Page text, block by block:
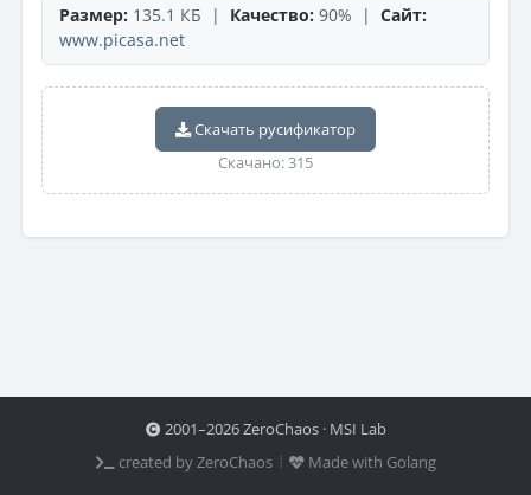
Размер: 135.1 КБ | Качество: 90% | Сайт:
www.picasa.net
Скачать русификатор
Скачано: 315
2001–2026 ZeroChaos · MSI Lab
created by ZeroChaos ⦙
Made with Golang